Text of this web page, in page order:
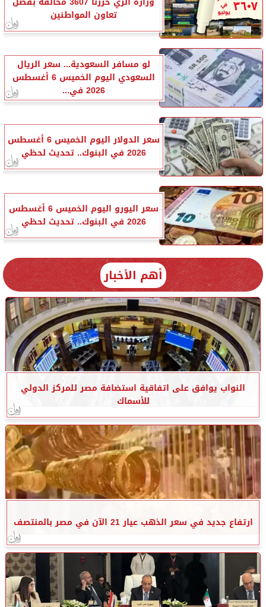
تعاون المواطنين
لو مسافر السعودية... سعر الريال
السعودي اليوم الخميس 6 أغسطس
2026 في...
سعر الدولار اليوم الخميس 6 أغسطس
2026 في البنوك.. تحديث لحظي
سعر اليورو اليوم الخميس 6 أغسطس
2026 في البنوك.. تحديث لحظي
أهم الأخبار
النواب يوافق على اتفاقية استضافة مصر للمركز الدولي
للأسماك
ارتفاع جديد في سعر الذهب عيار 21 الآن في مصر بالمنتصف